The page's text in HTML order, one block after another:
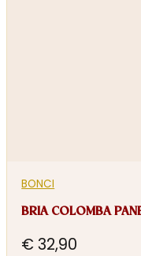
BONCI
BRIA COLOMBA
€32,90